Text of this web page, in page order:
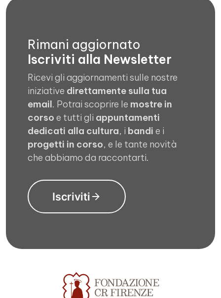
Rimani aggiornato
Iscriviti alla Newsletter
Ricevi gli aggiornamenti sulle nostre
iniziative direttamente sulla tua
email. Potrai scoprire le mostre in
corso e tutti gli appuntamenti
dedicati alla cultura, i bandi e i
progetti in corso, e le tante novità
che abbiamo da raccontarti.
Iscriviti